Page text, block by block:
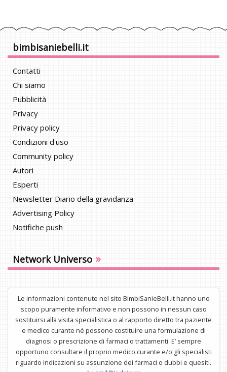
bimbisaniebelli.it
Contatti
Chi siamo
Pubblicità
Privacy
Privacy policy
Condizioni d'uso
Community policy
Autori
Esperti
Newsletter Diario della gravidanza
Advertising Policy
Notifiche push
Network Universo »
Le informazioni contenute nel sito BimbiSanieBelli.it hanno uno
scopo puramente informativo e non possono in nessun caso
sostituirsi alla visita specialistica o al rapporto diretto tra paziente
e medico curante né possono costituire una formulazione di
diagnosi o prescrizione di farmaci o trattamenti. E’ sempre
opportuno consultare il proprio medico curante e/o gli specialisti
riguardo indicazioni su assunzione dei farmaci o dubbi e quesiti.